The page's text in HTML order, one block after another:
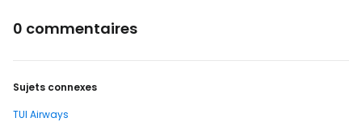
0 commentaires
Sujets connexes
TUI Airways